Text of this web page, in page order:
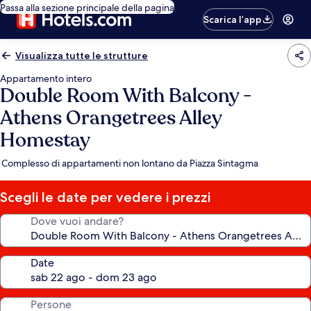
Passa alla sezione principale della pagina
Scarica l’app
Visualizza tutte le strutture
Appartamento intero
Double Room With Balcony -
Athens Orangetrees Alley
Homestay
Complesso di appartamenti non lontano da Piazza Sintagma
Scegli le date per vedere i prezzi
Dove vuoi andare?
Date
Persone